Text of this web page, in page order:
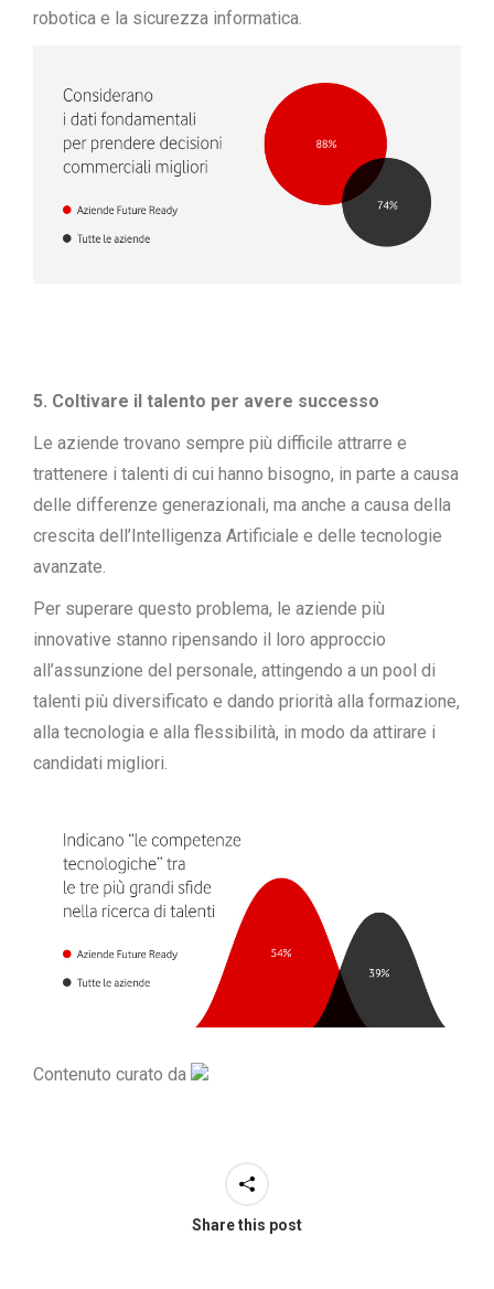
robotica e la sicurezza informatica.
5. Coltivare il talento per avere successo
Le aziende trovano sempre più difficile attrarre e
trattenere i talenti di cui hanno bisogno, in parte a causa
delle differenze generazionali, ma anche a causa della
crescita dell’Intelligenza Artificiale e delle tecnologie
avanzate.
Per superare questo problema, le aziende più
innovative stanno ripensando il loro approccio
all’assunzione del personale, attingendo a un pool di
talenti più diversificato e dando priorità alla formazione,
alla tecnologia e alla flessibilità, in modo da attirare i
candidati migliori.
Contenuto curato da
Share this post